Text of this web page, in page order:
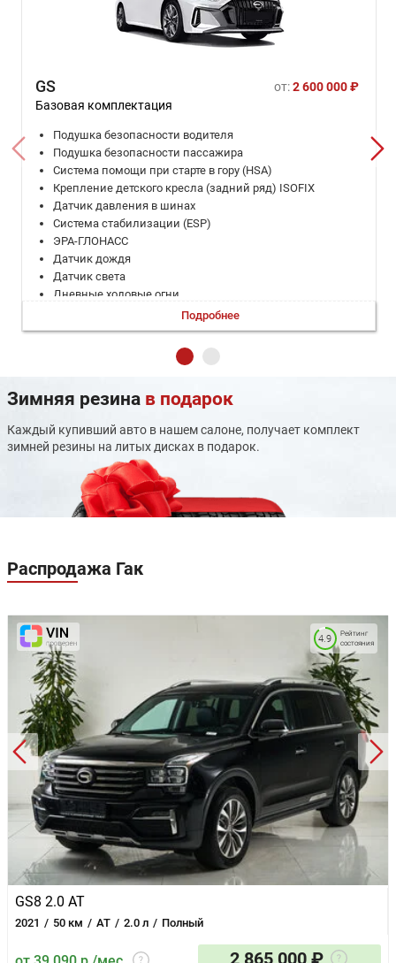
GS от:2 600 000 ₽
Базовая комплектация
Подушка безопасности водителя
Подушка безопасности пассажира
Система помощи при старте в гору (HSA)
Крепление детского кресла (задний ряд) ISOFIX
Датчик давления в шинах
Система стабилизации (ESP)
ЭРА-ГЛОНАСС
Датчик дождя
Датчик света
Дневные ходовые огни
Диски 16
Мультимедиа система с ЖК-экраном
Android AutoCarPlay
Bluetooth
кондиционер
Круиз-контроль
Парктроник задний
Система доступа без ключа
Электростеклоподъемники передние
Активный усилитель руля
Ткань (материал салона)
Регулировка сиденья водителя по высоте
Докатка
Подробнее
Зимняя резина в подарок
Каждый купивший авто в нашем салоне, получает комплект
зимней резины на литых дисках в подарок.
Распродажа Гак
GS8 2.0 AT
2021 50 км AT 2.0 л Полный
Рейтинг
состояния
4.9
2 865 000 ₽